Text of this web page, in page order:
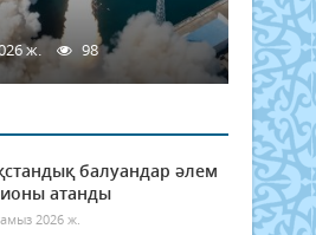
ж. 98
балуандар әлем
атанды
2026 ж.